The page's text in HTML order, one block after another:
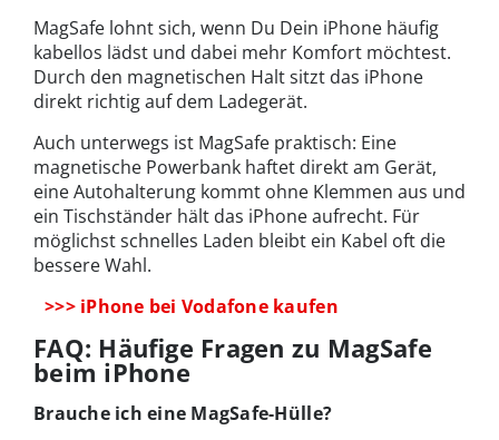
MagSafe lohnt sich, wenn Du Dein iPhone häufig
kabellos lädst und dabei mehr Komfort möchtest.
Durch den magnetischen Halt sitzt das iPhone
direkt richtig auf dem Ladegerät.
Auch unterwegs ist MagSafe praktisch: Eine
magnetische Powerbank haftet direkt am Gerät,
eine Autohalterung kommt ohne Klemmen aus und
ein Tischständer hält das iPhone aufrecht. Für
möglichst schnelles Laden bleibt ein Kabel oft die
bessere Wahl.
>>> iPhone bei Vodafone kaufen
FAQ: Häufige Fragen zu MagSafe
beim iPhone
Brauche ich eine MagSafe-Hülle?